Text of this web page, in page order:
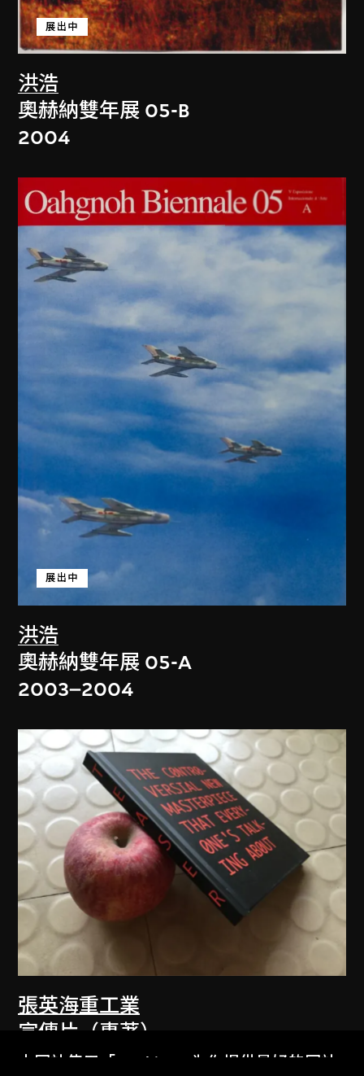
洪浩
展出中
奧赫納雙年展 05-B
2004
洪浩
展出中
奧赫納雙年展 05-A
2003–2004
張英海重工業
宣傳片（專著）
2010
本网站使用「Cookies」为你提供最好的网站